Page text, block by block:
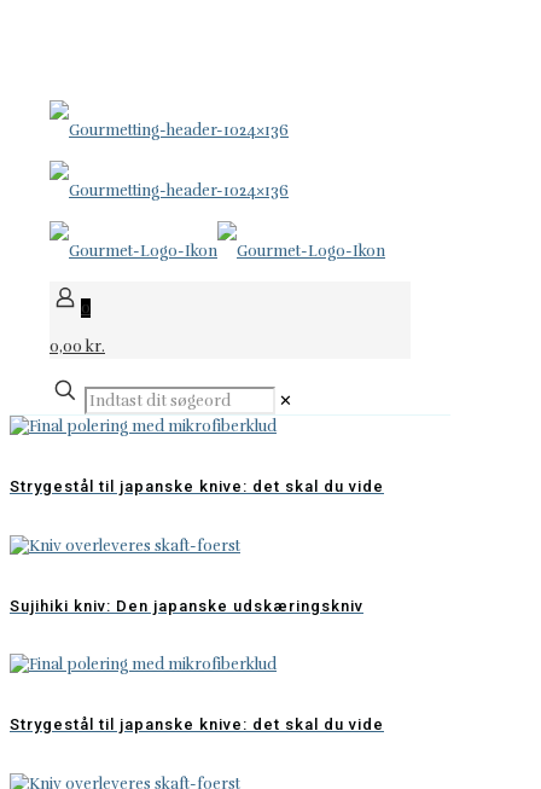
0
0,00 kr.
✕
Strygestål til japanske knive: det skal du vide
Sujihiki kniv: Den japanske udskæringskniv
Strygestål til japanske knive: det skal du vide